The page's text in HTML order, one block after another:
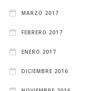
MARZO 2017
FEBRERO 2017
ENERO 2017
DICIEMBRE 2016